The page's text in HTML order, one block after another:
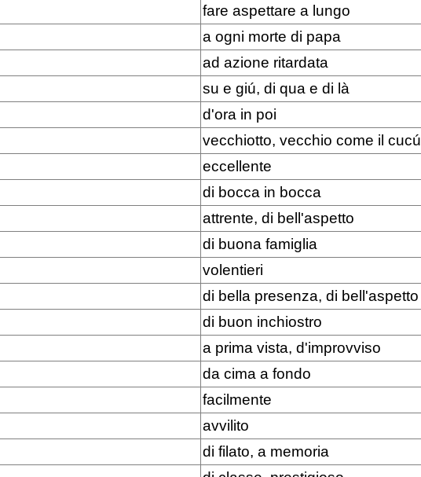
fare aspettare a lungo
a ogni morte di papa
ad azione ritardata
su e giú, di qua e di là
d'ora in poi
vecchiotto, vecchio come il cucú
eccellente
di bocca in bocca
attrente, di bell'aspetto
di buona famiglia
volentieri
di bella presenza, di bell'aspetto
di buon inchiostro
a prima vista, d'improvviso
da cima a fondo
facilmente
avvilito
di filato, a memoria